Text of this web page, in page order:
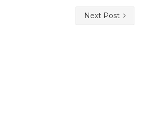
Next Post